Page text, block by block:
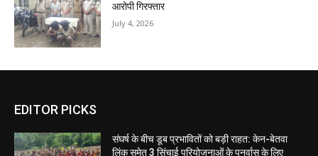
आरोपी गिरफ्तार
July 4, 2026
EDITOR PICKS
संघर्ष के बीच डूब प्रभावितों को बड़ी राहत: केन-बेतवा
लिंक समेत 3 सिंचाई परियोजनाओं के पुनर्वास के लिए